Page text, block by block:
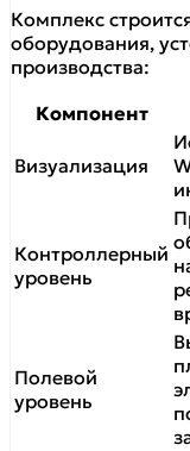
Комплекс
оборудования,
производства:
Компонент
Визуализация
Контроллерный
уровень
Полевой
уровень